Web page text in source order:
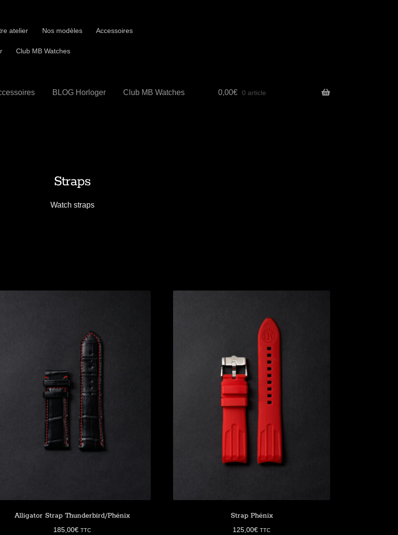
atelier Nos modèles Accessoires
Club MB Watches
BLOG Horloger Club MB Watches 0,00€ 0 article
Straps
Watch straps
Alligator Strap Thunderbird/Phénix
185,00€ TTC
Strap Phénix
125,00€ TTC